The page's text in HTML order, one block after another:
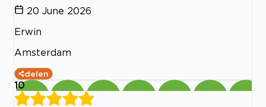
20 June 2026
Erwin
Amsterdam
delen
10